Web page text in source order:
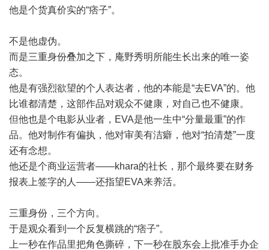
他是个货真价实的“痞子”。
不是他虚伪。
而是三重身份叠加之下，庵野秀明所能生长出来的唯一姿
态。
他是有强烈欲望的个人表达者，他的本能是“去EVA”的。他
比谁都清楚，这部作品对观众不健康，对自己也不健康。
但他也是个电影从业者，EVA是他一生中“分量最重”的作
品。他对制作有偏执，他对审美有洁癖，他对“拍清楚”一度
还有念想。
他还是个商业运营者——khara的社长，那个最终要在财务
报表上签字的人——还指望EVA来养活。
三重身份，三个方向。
于是观众看到一个反复横跳的“痞子”。
上一秒在作品里把角色撕碎，下一秒在股东会上批准手办企